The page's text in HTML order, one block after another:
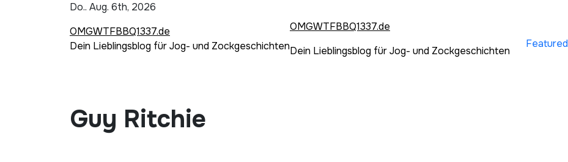
Do.. Aug. 6th, 2026
OMGWTFBBQ1337.de
Dein Lieblingsblog für Jog- und Zockgeschichten
OMGWTFBBQ1337.de
Dein Lieblingsblog für Jog- und Zockgeschichten
Featured
Guy Ritchie